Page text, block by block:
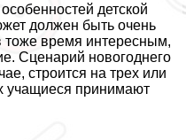
детской
должен быть очень
тоже время интересным,
Сценарий новогоднего
строится на трех или
учащиеся принимают